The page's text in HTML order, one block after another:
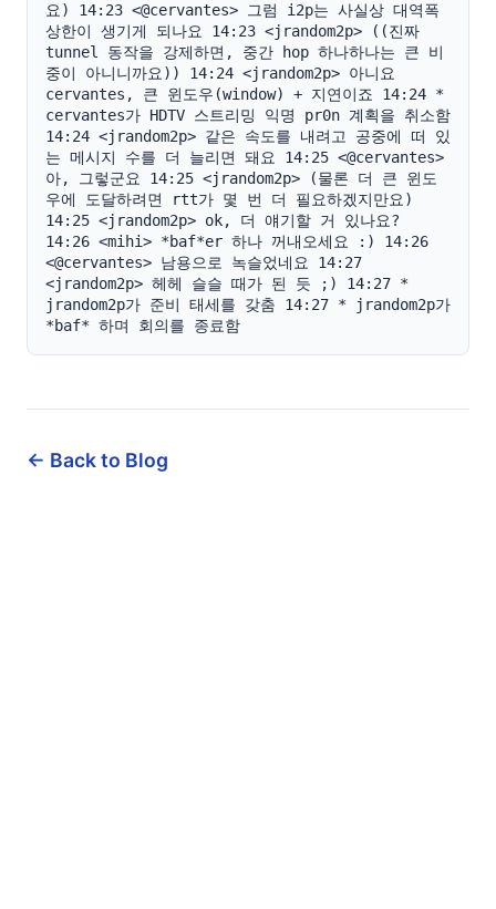
요) 14:23 <@cervantes> 그럼 i2p는 사실상 대역폭
상한이 생기게 되나요 14:23 <jrandom2p> ((진짜
tunnel 동작을 강제하면, 중간 hop 하나하나는 큰 비
중이 아니니까요)) 14:24 <jrandom2p> 아니요
cervantes, 큰 윈도우(window) + 지연이죠 14:24 *
cervantes가 HDTV 스트리밍 익명 pr0n 계획을 취소함
14:24 <jrandom2p> 같은 속도를 내려고 공중에 떠 있
는 메시지 수를 더 늘리면 돼요 14:25 <@cervantes>
아, 그렇군요 14:25 <jrandom2p> (물론 더 큰 윈도
우에 도달하려면 rtt가 몇 번 더 필요하겠지만요)
14:25 <jrandom2p> ok, 더 얘기할 거 있나요?
14:26 <mihi> *baf*er 하나 꺼내오세요 :) 14:26
<@cervantes> 남용으로 녹슬었네요 14:27
<jrandom2p> 헤헤 슬슬 때가 된 듯 ;) 14:27 *
jrandom2p가 준비 태세를 갖춤 14:27 * jrandom2p가
*baf* 하며 회의를 종료함
← Back to Blog